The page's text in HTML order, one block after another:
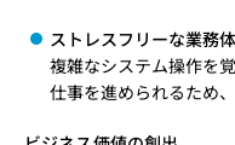
ストレスフリーな業務
複雑なシステム操作を
仕事を進められるため